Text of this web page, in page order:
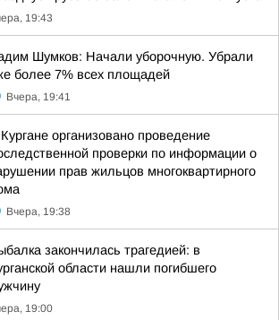
19:43
Шумков: Начали уборочную. Убрали
более 7% всех площадей
Вчера, 19:41
организовано проведение
проверки по информации о
прав жильцов многоквартирного
Вчера, 19:38
закончилась трагедией: в
области нашли погибшего
19:00